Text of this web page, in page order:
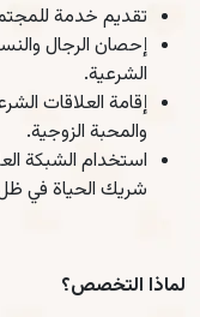
تقديم خدمة
إحصان الرجال
الشرعية.
إقامة العلاقات
والمحبة الزوجية.
استخدام الشبكة
شريك الحياة في
لماذا التخصص؟